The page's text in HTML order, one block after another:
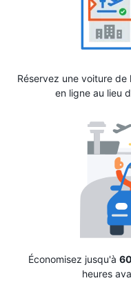
Réservez une voiture
en ligne au lieu
Économisez jusqu'à
heures